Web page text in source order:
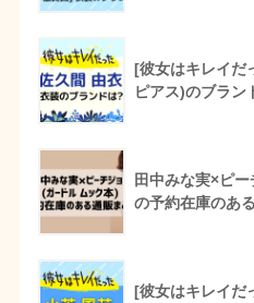
[彼女はキレイだ
ピアス)のブラン
田中みな実×ピ
の予約在庫のあ
[彼女はキレイだ